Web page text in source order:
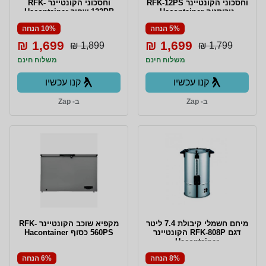
וחסכוני הקונטיינר RFK-12PS
נירוסטה Hacontainer
5% הנחה
1,799 ₪
1,699 ₪
משלוח חינם
קנו עכשיו
ב- Zap
וחסכוני הקונטיינר RFK-
122PB שחור Hacontainer
10% הנחה
1,899 ₪
1,699 ₪
משלוח חינם
קנו עכשיו
ב- Zap
מיחם חשמלי קיבולת 7.4 ליטר
דגם RFK-808P הקונטיינר
Hacontainer
8% הנחה
מקפיא שוכב הקונטיינר RFK-
560PS כסוף Hacontainer
6% הנחה